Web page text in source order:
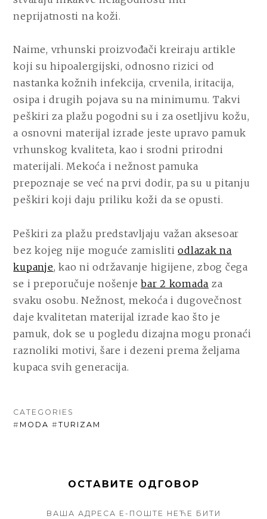
neprijatnosti na koži.
Naime, vrhunski proizvođači kreiraju artikle
koji su hipoalergijski, odnosno rizici od
nastanka kožnih infekcija, crvenila, iritacija,
osipa i drugih pojava su na minimumu. Takvi
peškiri za plažu pogodni su i za osetljivu kožu,
a osnovni materijal izrade jeste upravo pamuk
vrhunskog kvaliteta, kao i srodni prirodni
materijali. Mekoća i nežnost pamuka
prepoznaje se već na prvi dodir, pa su u pitanju
peškiri koji daju priliku koži da se opusti.
Peškiri za plažu predstavljaju važan aksesoar
bez kojeg nije moguće zamislitiodlazak na
kupanje, kao ni održavanje higijene, zbog čega
se i preporučuje nošenjebar 2 komada za
svaku osobu. Nežnost, mekoća i dugovečnost
daje kvalitetan materijal izrade kao što je
pamuk, dok se u pogledu dizajna mogu pronaći
raznoliki motivi, šare i dezeni prema željama
kupaca svih generacija.
CATEGORIES
# MODA #TURIZAM
ОСТАВИТЕ ОДГОВОР
ВАША АДРЕСА Е-ПОШТЕ НЕЋЕ БИТИ